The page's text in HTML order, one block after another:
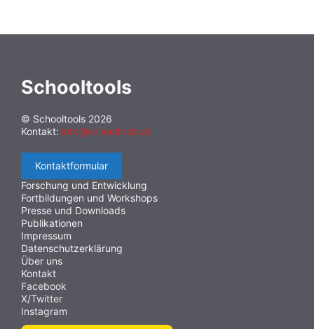
Schooltools
© Schooltools 2026
Kontakt: info@schooltools.at
Kontaktformular
Forschung und Entwicklung
Fortbildungen und Workshops
Presse und Downloads
Publikationen
Impressum
Datenschutzerklärung
Über uns
Kontakt
Facebook
X/Twitter
Instagram